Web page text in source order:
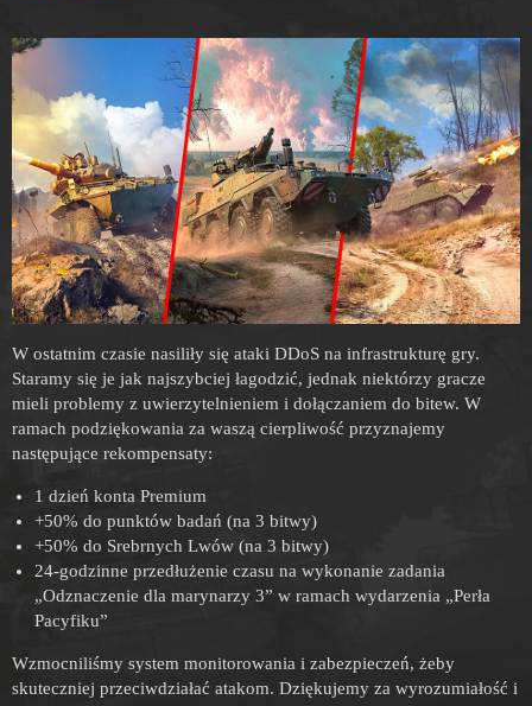
W ostatnim czasie nasiliły się ataki DDoS na infrastrukturę gry.
Staramy się je jak najszybciej łagodzić, jednak niektórzy gracze
mieli problemy z uwierzytelnieniem i dołączaniem do bitew. W
ramach podziękowania za waszą cierpliwość przyznajemy
następujące rekompensaty:
1 dzień konta Premium
+50% do punktów badań (na 3 bitwy)
+50% do Srebrnych Lwów (na 3 bitwy)
24-godzinne przedłużenie czasu na wykonanie zadania
„Odznaczenie dla marynarzy 3” w ramach wydarzenia „Perła
Pacyfiku”
Wzmocniliśmy system monitorowania i zabezpieczeń, żeby
skuteczniej przeciwdziałać atakom. Dziękujemy za wyrozumiałość i